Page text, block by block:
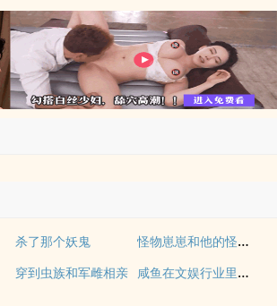
杀了那个妖鬼 怪物崽崽和他的怪物监护人
穿到虫族和军雌相亲 咸鱼在文娱行业里疯狂内卷